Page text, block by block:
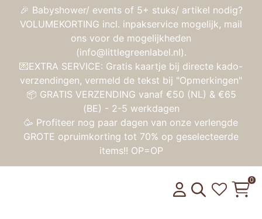
🎉 Babyshower/ events of 5+ stuks/ artikel nodig?
VOLUMEKORTING incl. inpakservice mogelijk, mail
ons voor de mogelijkheden
(info@littlegreenlabel.nl).
💌EXTRA SERVICE: Gratis kaartje bij directe kado-
verzendingen, vermeld de tekst bij "Opmerkingen"
📦 GRATIS VERZENDING vanaf €50 (NL) & €65
(BE) - 2-5 werkdagen
🥳 Profiteer nog paar dagen van onze verlengde
GROTE opruimkorting tot 70% op geselecteerde
items!! OP=OP
Toggle
0